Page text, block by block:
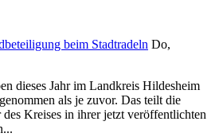
beim Stadtradeln Do,
dieses Jahr im Landkreis Hildesheim
als je zuvor. Das teilt die
Kreises in ihrer jetzt veröffentlichten